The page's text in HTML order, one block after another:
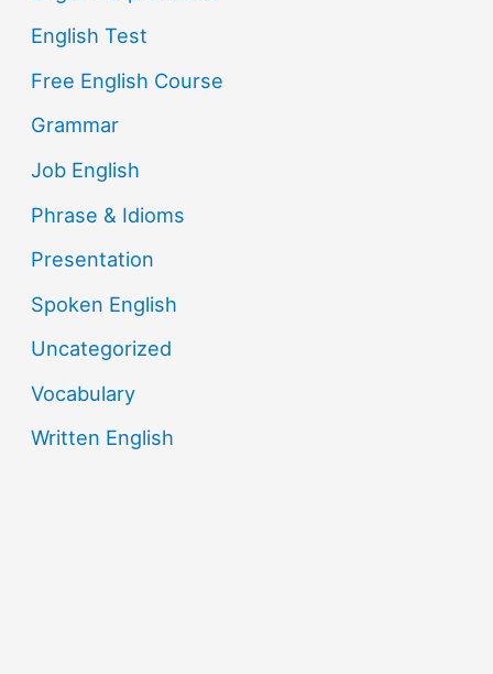
English Test
Free English Course
Grammar
Job English
Phrase & Idioms
Presentation
Spoken English
Uncategorized
Vocabulary
Written English